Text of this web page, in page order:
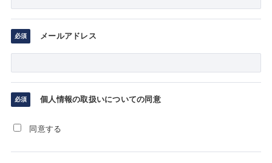
メールアドレス
個人情報の取扱いについての同意
同意する